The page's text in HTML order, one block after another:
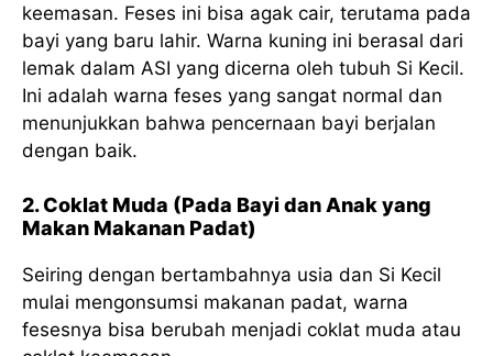
keemasan. Feses ini bisa agak cair, terutama pada
bayi yang baru lahir. Warna kuning ini berasal dari
lemak dalam ASI yang dicerna oleh tubuh Si Kecil.
Ini adalah warna feses yang sangat normal dan
menunjukkan bahwa pencernaan bayi berjalan
dengan baik.
2. Coklat Muda (Pada Bayi dan Anak yang
Makan Makanan Padat)
Seiring dengan bertambahnya usia dan Si Kecil
mulai mengonsumsi makanan padat, warna
fesesnya bisa berubah menjadi coklat muda atau